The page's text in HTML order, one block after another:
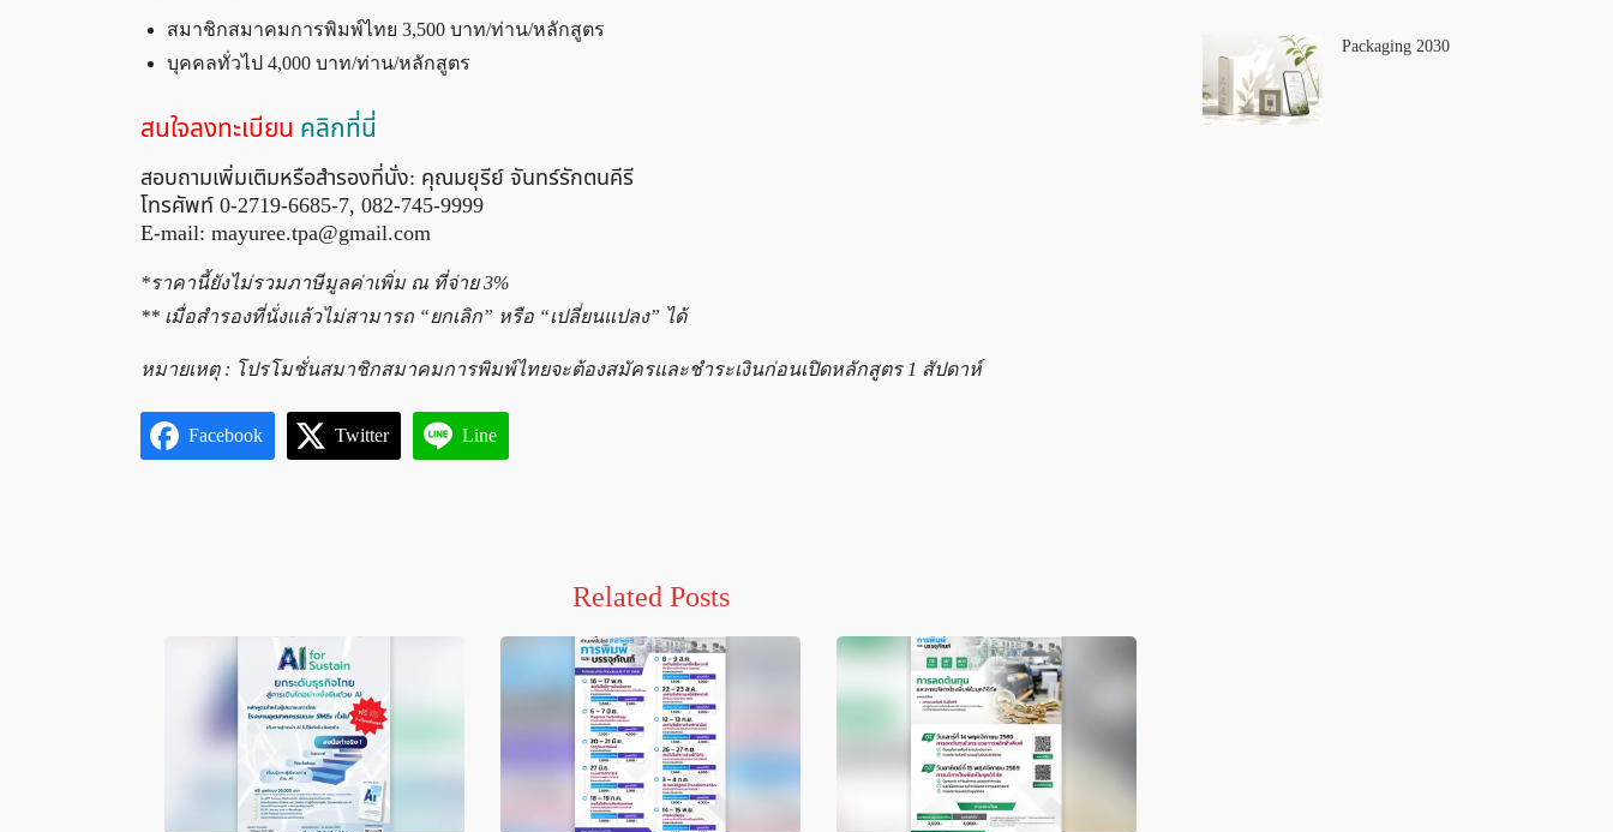
สมาชิกสมาคมการพิมพ์ไทย 3,500 บาท/ท่าน/หลักสูตร
บุคคลทั่วไป 4,000 บาท/ท่าน/หลักสูตร
สนใจลงทะเบียน คลิกที่นี่
สอบถามเพิ่มเติมหรือสำรองที่นั่ง: คุณมยุรีย์ จันทร์รักตนคีรี
โทรศัพท์ 0-2719-6685-7, 082-745-9999
E-mail: mayuree.tpa@gmail.com
*ราคานี้ยังไม่รวมภาษีมูลค่าเพิ่ม ณ ที่จ่าย 3%
** เมื่อสำรองที่นั่งแล้วไม่สามารถ “ยกเลิก” หรือ “เปลี่ยนแปลง” ได้
หมายเหตุ : โปรโมชั่นสมาชิกสมาคมการพิมพ์ไทยจะต้องสมัครและชำระเงินก่อนเปิดหลักสูตร 1 สัปดาห์
Facebook Twitter Line
Related Posts
Packaging 2030